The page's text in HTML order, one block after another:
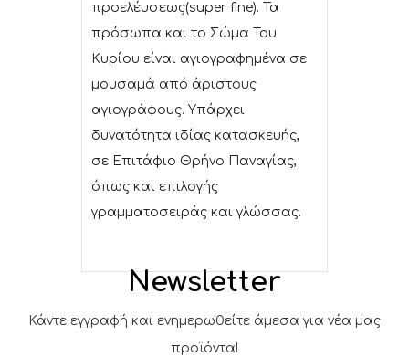
προελέυσεως(super fine). Τα
πρόσωπα και το Σώμα Του
Κυρίου είναι αγιογραφημένα σε
μουσαμά από άριστους
αγιογράφους. Υπάρχει
δυνατότητα ιδίας κατασκευής,
σε Επιτάφιο Θρήνο Παναγίας,
όπως και επιλογής
γραμματοσειράς και γλώσσας.
Newsletter
Κάντε εγγραφή και ενημερωθείτε άμεσα για νέα μας
προϊόντα!